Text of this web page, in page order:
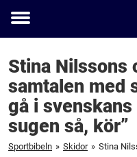
Toggle
Stina Nilssons
samtalen med
gå i
sugen så, kör”
Sportbibeln » Skidor »